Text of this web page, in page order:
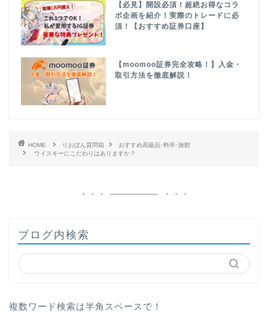
【必見】開設必須！超絶お得なコラ
ボ企画を紹介！実際のトレードに必
須！【おすすめ証券口座】
【moomoo証券完全攻略！】入金・
取引方法を徹底解説！
HOME りおぽん質問箱
おすすめ高級品･料亭･旅館
ウイスキーにこだわりはありますか？
ブログ内検索
複数ワード検索は半角スペースで！